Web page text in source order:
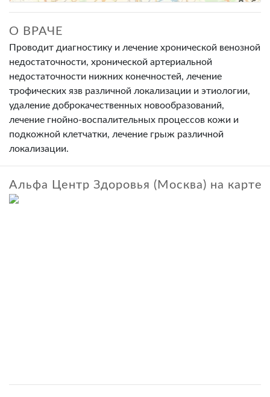
О ВРАЧЕ
Проводит диагностику и лечение хронической венозной
недостаточности, хронической артериальной
недостаточности нижних конечностей, лечение
трофических язв различной локализации и этиологии,
удаление доброкачественных новообразований,
лечение гнойно-воспалительных процессов кожи и
подкожной клетчатки, лечение грыж различной
локализации.
Альфа Центр Здоровья (Москва) на карте